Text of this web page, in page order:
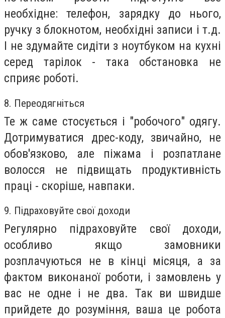
необхідне: телефон, зарядку до нього,
ручку з блокнотом, необхідні записи і т.д.
І не здумайте сидіти з ноутбуком на кухні
серед тарілок - така обстановка не
сприяє роботі.
8. Переодягніться
Те ж саме стосується і "робочого" одягу.
Дотримуватися дрес-коду, звичайно, не
обов'язково, але піжама і розпатлане
волосся не підвищать продуктивність
праці - скоріше, навпаки.
9. Підраховуйте свої доходи
Регулярно підраховуйте свої доходи,
особливо якщо замовники
розплачуються не в кінці місяця, а за
фактом виконаної роботи, і замовлень у
вас не одне і не два. Так ви швидше
прийдете до розуміння, ваша це робота